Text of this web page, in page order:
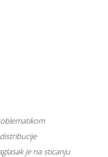
је na sticanju